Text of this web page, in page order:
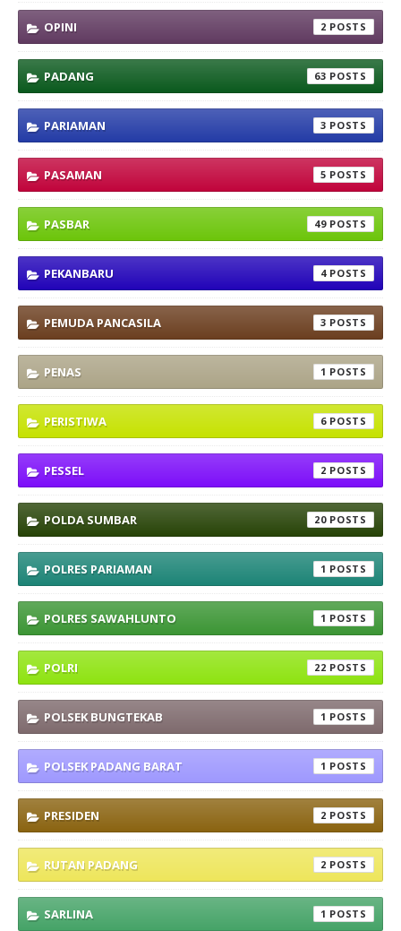
OPINI 2
PADANG 63
PARIAMAN 3
PASAMAN 5
PASBAR 49
PEKANBARU 4
PEMUDA PANCASILA 3
PENAS 1
PERISTIWA 6
PESSEL 2
POLDA SUMBAR 20
POLRES PARIAMAN 1
POLRES SAWAHLUNTO 1
POLRI 22
POLSEK BUNGTEKAB 1
POLSEK PADANG BARAT 1
PRESIDEN 2
RUTAN PADANG 2
SARLINA 1